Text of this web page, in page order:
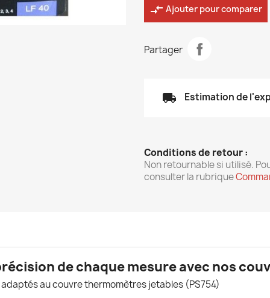
compare_arrows Ajouter pour comparer
Partager
local_shipping Estimation de
Conditions de retour :
Non retournable si utilisé.
consulter la rubrique
de chaque mesure avec nos
au couvre thermomètres jetables (PS754)